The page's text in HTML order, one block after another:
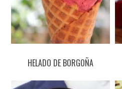
HELADO DE BORGOÑA